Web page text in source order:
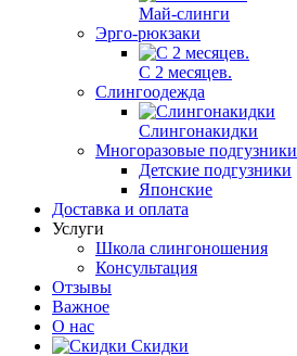
Май-слинги
Эрго-рюкзаки
С 2 месяцев.
Слингоодежда
Слингонакидки
Многоразовые подгузники
Детские подгузники
Японские
Доставка и оплата
Услуги
Школа слингоношения
Консультация
Отзывы
Важное
О нас
Скидки